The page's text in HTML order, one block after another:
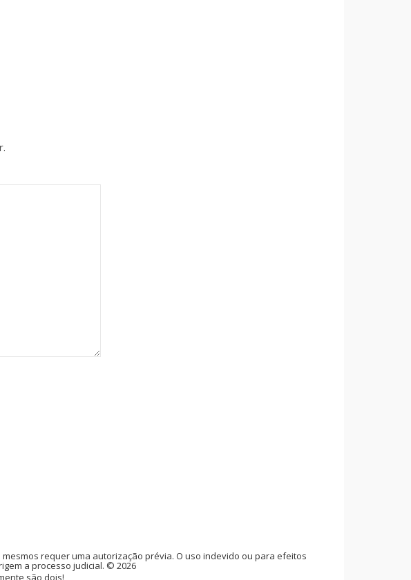
requer uma autorização prévia. O uso indevido ou para efeitos
a processo judicial. © 2026
são dois!